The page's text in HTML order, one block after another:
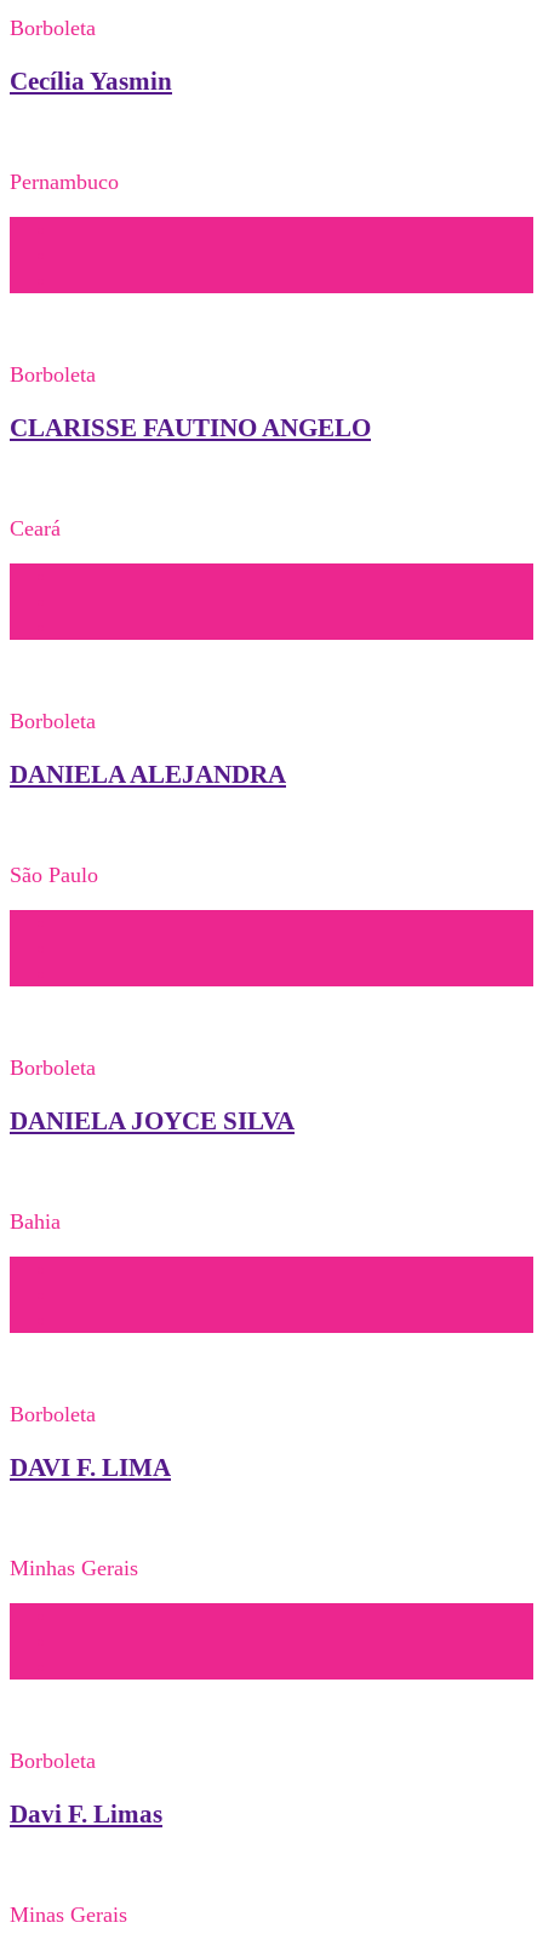
Borboleta
Cecília Yasmin
Pernambuco
Borboleta
CLARISSE FAUTINO ANGELO
Ceará
Borboleta
DANIELA ALEJANDRA
São Paulo
Borboleta
DANIELA JOYCE SILVA
Bahia
Borboleta
DAVI F. LIMA
Minhas Gerais
Borboleta
Davi F. Limas
Minas Gerais